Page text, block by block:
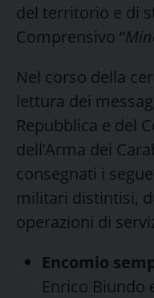
del territorio e di
Comprensivo “
Nel corso della
lettura dei
Repubblica e del
dell’Arma dei
consegnati i
militari distintisi,
operazioni di
Encomio
Enrico Biundo